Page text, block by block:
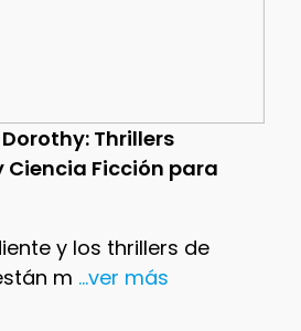
Thrillers
Ciencia Ficción para
y los thrillers de
m ...ver más